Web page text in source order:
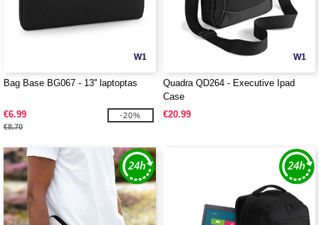
W1
Bag Base BG067 - 13'' laptoptas
€6.99
€8.70
-20%
W1
Quadra QD264 - Executive Ipad
Case
€20.99